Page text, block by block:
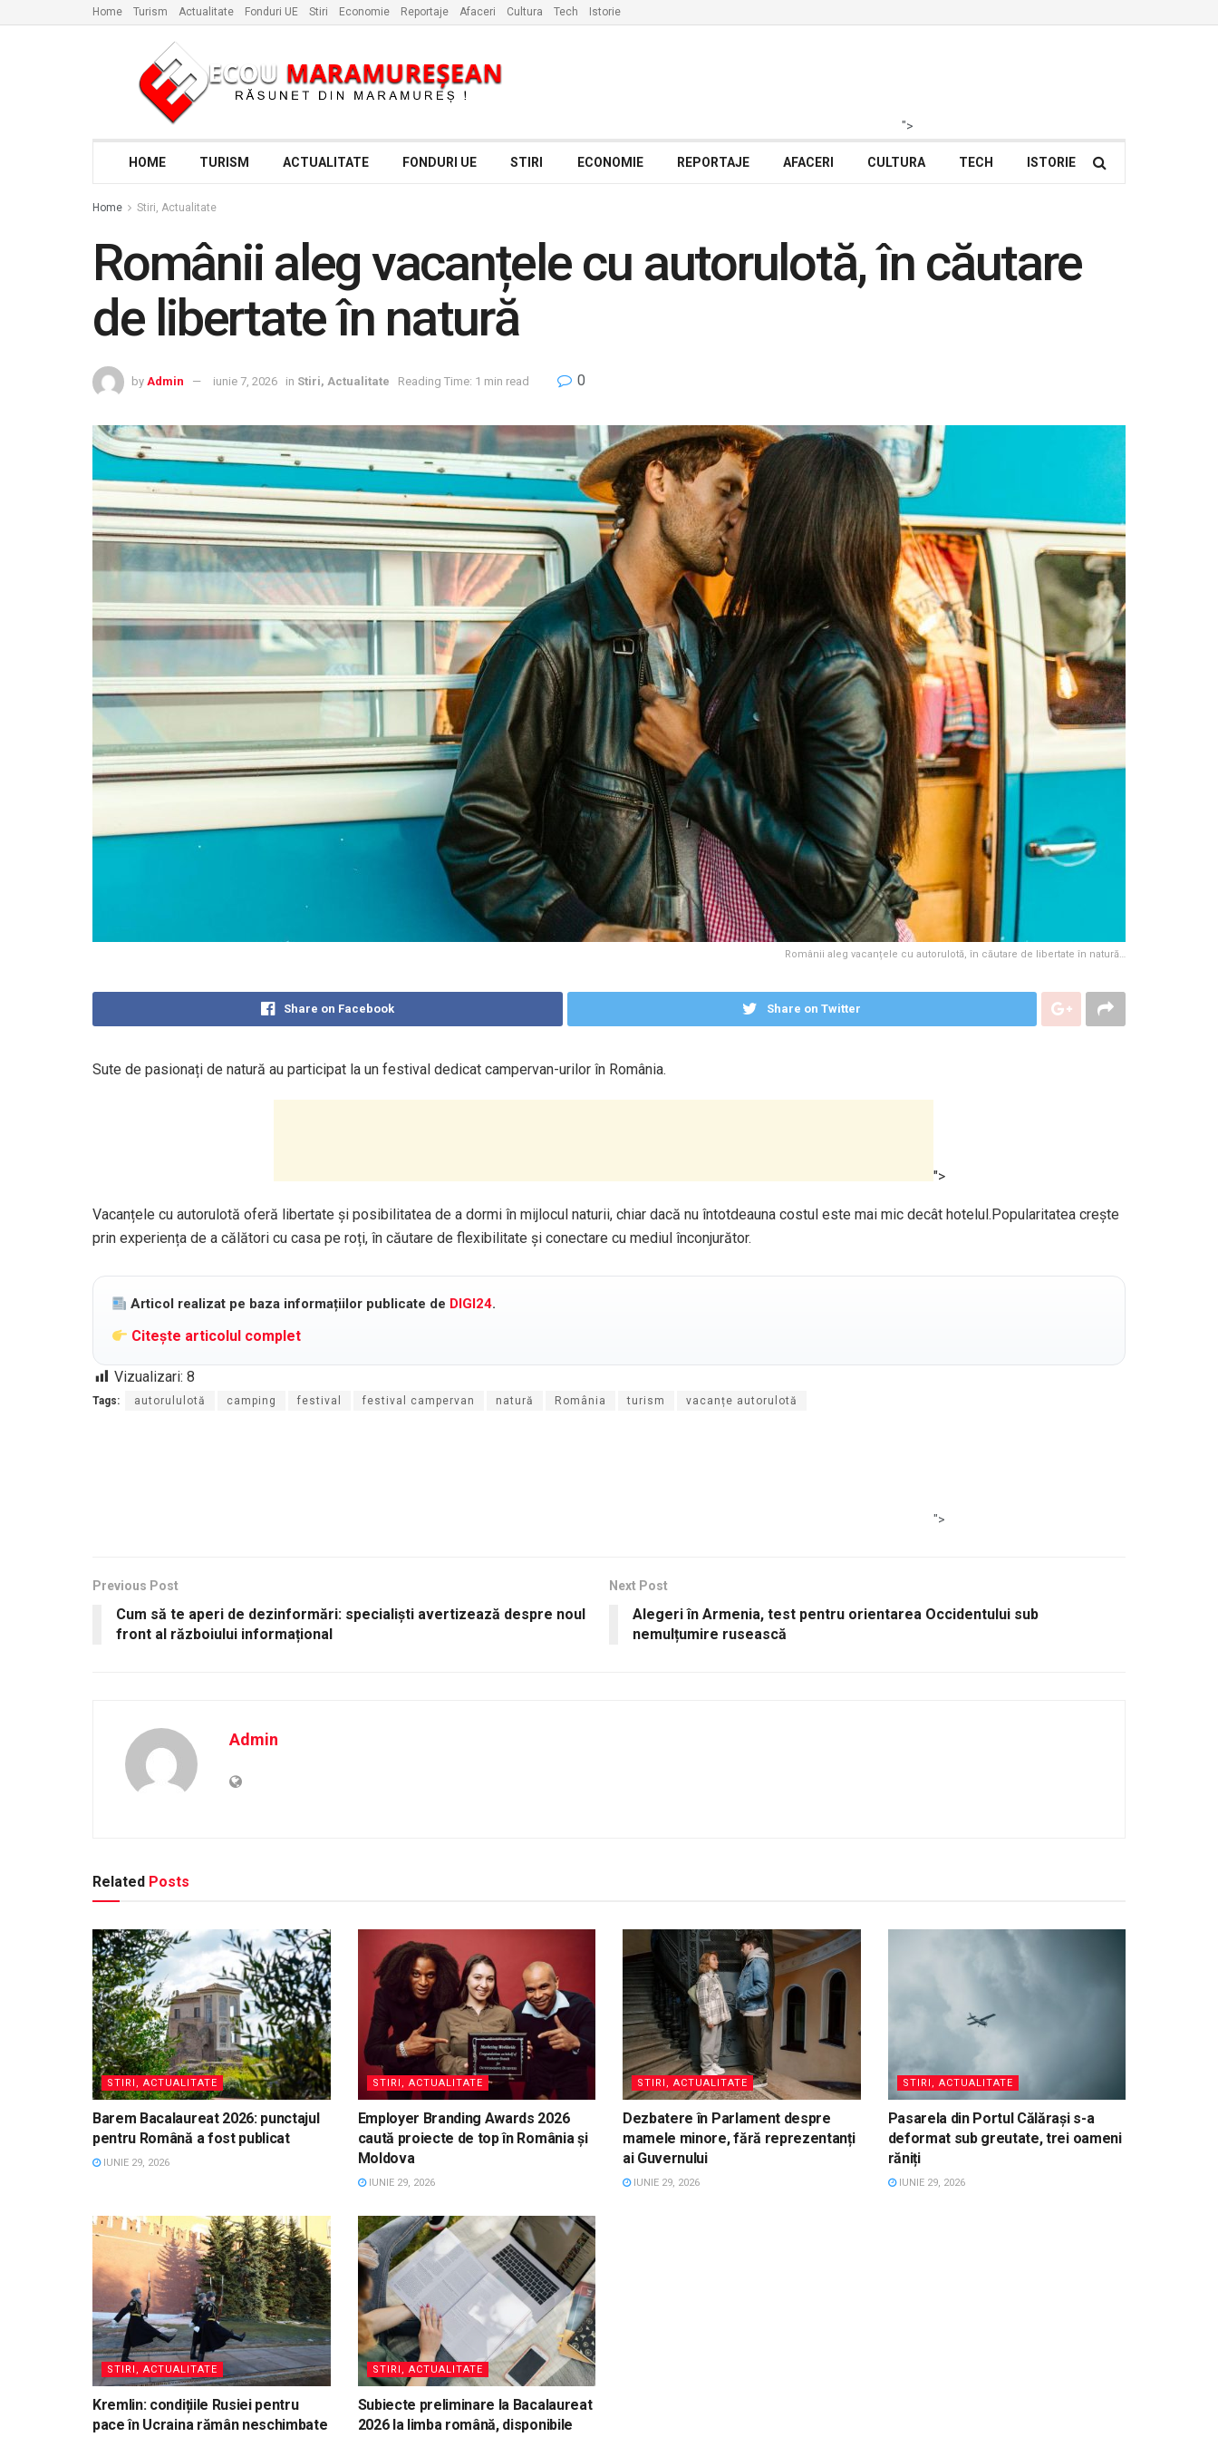
Home Turism Actualitate Fonduri UE Stiri Economie Reportaje Afaceri Cultura Tech Istorie
">
HOME TURISM ACTUALITATE FONDURI UE STIRI ECONOMIE REPORTAJE AFACERI CULTURA TECH ISTORIE
Home Stiri, Actualitate
Românii aleg vacanțele cu autorulotă, în căutare
de libertate în natură
by Admin iunie 7, 2026 in Stiri, Actualitate Reading Time: 1 min read 0
Românii aleg vacanțele cu autorulotă, în căutare de libertate în natură…
Share on Facebook Share on Twitter
Sute de pasionați de natură au participat la un festival dedicat campervan-urilor în România.
">
Vacanțele cu autorulotă oferă libertate și posibilitatea de a dormi în mijlocul naturii, chiar dacă nu întotdeauna costul este mai mic decât hotelul.Popularitatea crește
prin experiența de a călători cu casa pe roți, în căutare de flexibilitate și conectare cu mediul înconjurător.
Articol realizat pe baza informațiilor publicate de DIGI24.
Citește articolul complet
Vizualizari: 8
Tags: autorululotă camping festival festival campervan natură România turism vacanțe autorulotă
">
Previous Post
Cum să te aperi de dezinformări: specialiști avertizează despre noul
front al războiului informațional
Next Post
Alegeri în Armenia, test pentru orientarea Occidentului sub
nemulțumire rusească
Admin
Related Posts
STIRI, ACTUALITATE
Barem Bacalaureat 2026: punctajul
pentru Română a fost publicat
IUNIE 29, 2026
STIRI, ACTUALITATE
Employer Branding Awards 2026
caută proiecte de top în România și
Moldova
IUNIE 29, 2026
STIRI, ACTUALITATE
Dezbatere în Parlament despre
mamele minore, fără reprezentanți
ai Guvernului
IUNIE 29, 2026
STIRI, ACTUALITATE
Pasarela din Portul Călărași s-a
deformat sub greutate, trei oameni
răniți
IUNIE 29, 2026
STIRI, ACTUALITATE
Kremlin: condițiile Rusiei pentru
pace în Ucraina rămân neschimbate
STIRI, ACTUALITATE
Subiecte preliminare la Bacalaureat
2026 la limba română, disponibile